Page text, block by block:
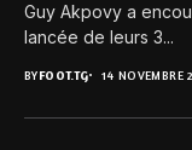
Guy Akpovy a
lancée de leurs 3...
BYFOOT.TG 14 NOVEMBRE